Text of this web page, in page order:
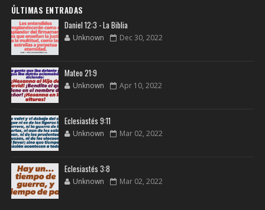
ÚLTIMAS ENTRADAS
Daniel 12:3 - La Biblia
Unknown Dec 30, 2022
Mateo 21:9
Unknown Apr 10, 2022
Eclesiastés 9:11
Unknown Mar 02, 2022
Eclesiastés 3:8
Unknown Mar 02, 2022